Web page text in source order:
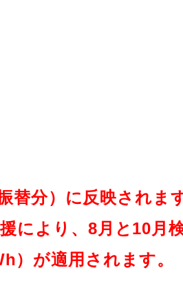
分）に反映されます
により、8月と10月
）が適用されます。